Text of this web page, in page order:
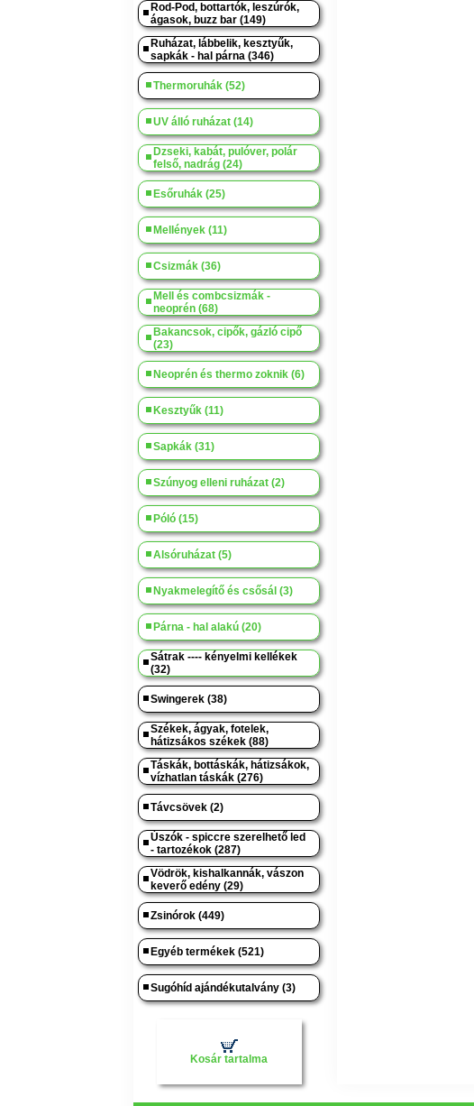
Rod-Pod, bottartók, leszúrók,
ágasok, buzz bar (149)
Ruházat, lábbelik, kesztyűk,
sapkák - hal párna (346)
Thermoruhák (52)
UV álló ruházat (14)
Dzseki, kabát, pulóver, polár
felső, nadrág (24)
Esőruhák (25)
Mellények (11)
Csizmák (36)
Mell és combcsizmák -
neoprén (68)
Bakancsok, cipők, gázló cipő
(23)
Neoprén és thermo zoknik (6)
Kesztyűk (11)
Sapkák (31)
Szúnyog elleni ruházat (2)
Póló (15)
Alsóruházat (5)
Nyakmelegítő és csősál (3)
Párna - hal alakú (20)
Sátrak ---- kényelmi kellékek
(32)
Swingerek (38)
Székek, ágyak, fotelek,
hátizsákos székek (88)
Táskák, bottáskák, hátizsákok,
vízhatlan táskák (276)
Távcsövek (2)
Úszók - spiccre szerelhető led
- tartozékok (287)
Vödrök, kishalkannák, vászon
keverő edény (29)
Zsinórok (449)
Egyéb termékek (521)
Sugóhíd ajándékutalvány (3)
Kosár tartalma